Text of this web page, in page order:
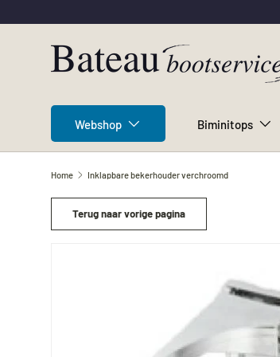
Ga naar inhoud
Webshop Biminitops
Home Inklapbare bekerhouder verchroomd
Terug naar vorige pagina